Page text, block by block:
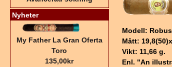
Modell:
Mått:
Vikt: 11,66 g.
Enl. "An
Nyheter
My Father La Gran Oferta
Toro
135,00kr